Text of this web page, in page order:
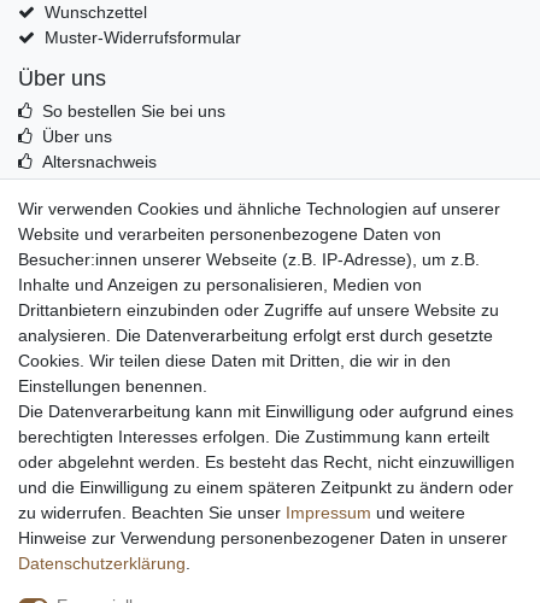
Wunschzettel
Muster-Widerrufsformular
Über uns
So bestellen Sie bei uns
Über uns
Altersnachweis
Echtheit von Kundenbewertungen
Messer Info Forum
Messer schärfen
Messerhersteller
Stahltabelle
Stahlarten
Rockwell Härte
Messerarten
Klingenformen
Holzarten
Impressum Daten­schutz­erklärung AGB
Wir verwenden Cookies und ähnliche Technologien auf unserer
Website und verarbeiten personenbezogene Daten von
Besucher:innen unserer Webseite (z.B. IP-Adresse), um z.B.
Inhalte und Anzeigen zu personalisieren, Medien von
Drittanbietern einzubinden oder Zugriffe auf unsere Website zu
analysieren. Die Datenverarbeitung erfolgt erst durch gesetzte
Cookies. Wir teilen diese Daten mit Dritten, die wir in den
Einstellungen benennen.
Die Datenverarbeitung kann mit Einwilligung oder aufgrund eines
berechtigten Interesses erfolgen. Die Zustimmung kann erteilt
oder abgelehnt werden. Es besteht das Recht, nicht einzuwilligen
und die Einwilligung zu einem späteren Zeitpunkt zu ändern oder
zu widerrufen. Beachten Sie unser Impressum und weitere
Hinweise zur Verwendung personenbezogener Daten in unserer
Daten­schutz­erklärung